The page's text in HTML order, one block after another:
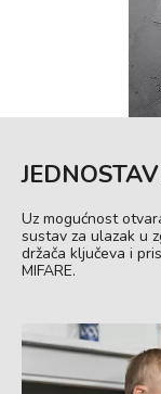
Uz mogućnost
sustav za ulazak u
držača ključeva i
MIFARE.